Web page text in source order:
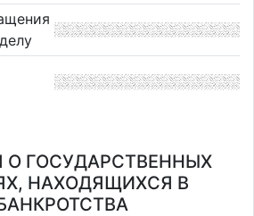
ГОСУДАРСТВЕННЫХ
НАХОДЯЩИХСЯ В